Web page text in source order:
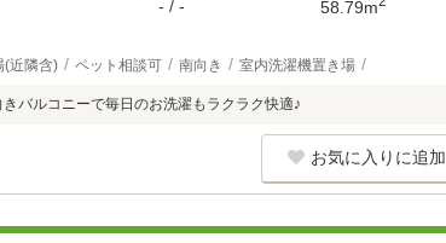
- / -
58.79m
(近隣含) ペット相談可 南向き 室内洗濯機置き場
バルコニーで毎日のお洗濯もラクラク快適♪
お気に入りに追加